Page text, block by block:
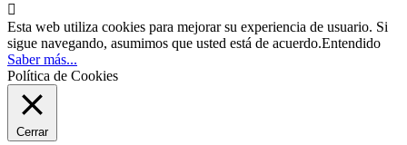

Esta web utiliza cookies para mejorar su experiencia de usuario. Si
sigue navegando, asumimos que usted está de acuerdo.Entendido
Saber más...
Política de Cookies
Cerrar